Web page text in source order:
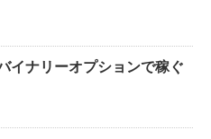
イナリーオプションで稼ぐ